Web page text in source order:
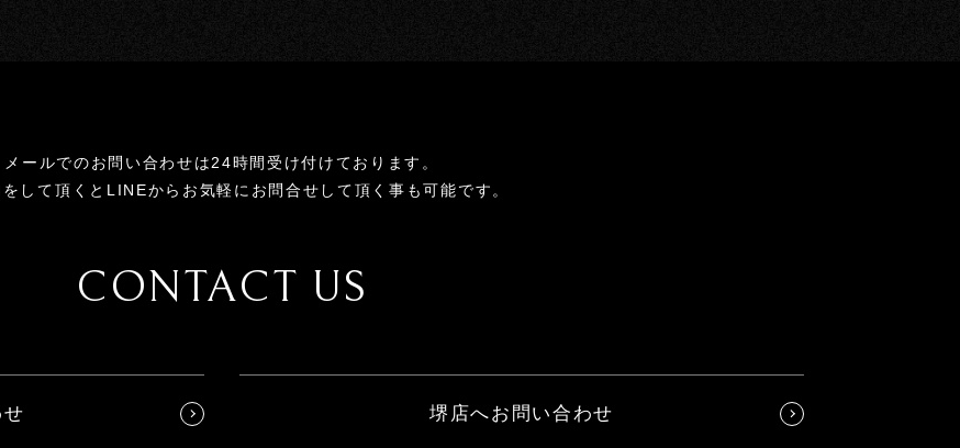
メールでのお問い合わせは24時間受け付けております。
して頂くとLINEからお気軽にお問合せして頂く事も可能です。
CONTACT US
堺店へお問い合わせ